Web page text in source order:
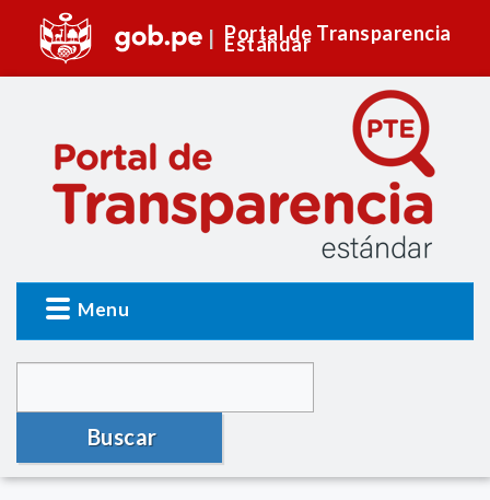
Portal de Transparencia
Estándar
Menu
Buscar